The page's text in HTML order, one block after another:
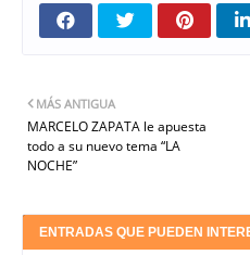
MÁS ANTIGUA
MARCELO ZAPATA le apuesta
todo a su nuevo tema “LA
NOCHE”
ENTRADAS QUE PUEDEN